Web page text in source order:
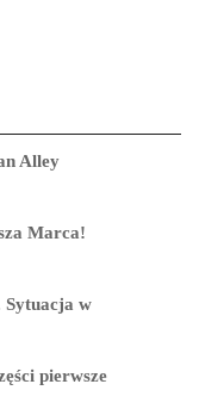
Alley
Marca!
Sytuacja w
pierwsze